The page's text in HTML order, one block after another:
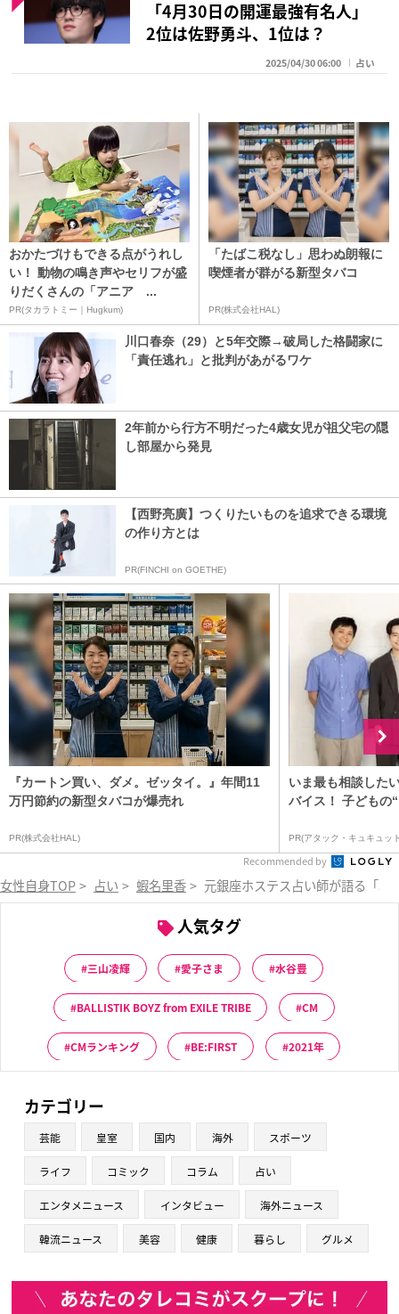
「4月30日の開運最強有名人」
2位は佐野勇斗、1位は？
2025/04/30 06:00 占い
おかたづけもできる点がうれし
い！ 動物の鳴き声やセリフが盛
りだくさんの「アニア ...
PR(タカラトミー｜Hugkum)
「たばこ税なし」思わぬ朗報に
喫煙者が群がる新型タバコ
PR(株式会社HAL)
川口春奈（29）と5年交際→破局した格闘家に
「責任逃れ」と批判があがるワケ
2年前から行方不明だった4歳女児が祖父宅の隠
し部屋から発見
【西野亮廣】つくりたいものを追求できる環境
の作り方とは
PR(FINCHI on GOETHE)
『カートン買い、ダメ。ゼッタイ。』年間11
万円節約の新型タバコが爆売れ
PR(株式会社HAL)
いま最も相談した
バイス！ 子どもの
PR(アタック・キュキュッ
Recommended by
女性自身TOP > 占い > 蝦名里香 > 元銀座ホステス占い師が語る「3
人気タグ
三山凌輝 愛子さま 水谷豊
BALLISTIK BOYZ from EXILE TRIBE CM
CMランキング BE:FIRST 2021年
カテゴリー
芸能 皇室 国内 海外 スポーツ
ライフ コミック コラム 占い
エンタメニュース インタビュー 海外ニュース
韓流ニュース 美容 健康 暮らし グルメ